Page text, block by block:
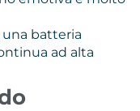
una batteria
ad alta